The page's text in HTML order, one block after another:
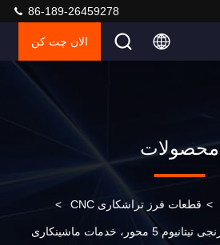
86-189-26459278
الان چت کن
محصولات
> قطعات فرز تراشکاری CNC >
قطعات ماشینکاری شده برنجی تیتانیوم 5 محور، خدمات ماشینکاری